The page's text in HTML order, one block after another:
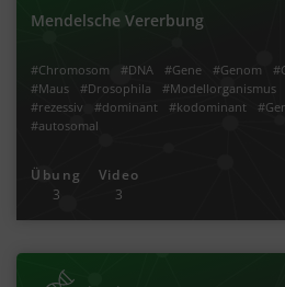
Mendelsche Vererbung
#Chromosom #DNA #Gene #Genom
#Maus
#Drosophila #Modellorganismus
#rezessiv
#dominant #kodominant
#autosomal
Übung
3
Video
3